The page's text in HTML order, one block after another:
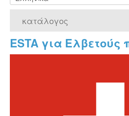
κατάλογος
Αρχική Σελίδα
Τι είναι η άδεια ESTA;
ESTA για Ελβετούς